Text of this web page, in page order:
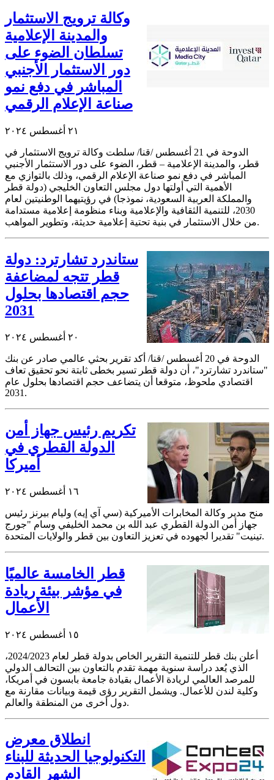
وكالة ترويج الاستثمار
والمدينة الإعلامية
تسلطان الضوء على
دور الاستثمار الأجنبي
المباشر في دفع نمو
صناعة الإعلام الرقمي
٢١ أغسطس ٢٠٢٤
الدوحة في 21 أغسطس /قنا/ سلطت وكالة ترويج الاستثمار في
قطر، والمدينة الإعلامية – قطر، الضوء على دور الاستثمار الأجنبي
المباشر في دفع نمو صناعة الإعلام الرقمي، وذلك بالتوازي مع
الأهمية التي أولتها دول مجلس التعاون الخليجي (دولة قطر
والمملكة العربية السعودية، نموذجا) في رؤيتيهما الوطنيتين لعام
2030، للتنمية الثقافية والإعلامية وبناء منظومة إعلامية مستدامة
من خلال الاستثمار في بنية تحتية إعلامية حديثة، وتطوير المواهب.
ستاندرد تشارترد: دولة
قطر تتجه لمضاعفة
حجم اقتصادها بحلول
2031
٢٠ أغسطس ٢٠٢٤
الدوحة في 20 أغسطس /قنا/ أكد تقرير بحثي عالمي صادر عن بنك
"ستاندرد تشارترد"، أن دولة قطر تسير بخطى ثابتة نحو تحقيق تعاف
اقتصادي ملحوظ، متوقعا أن يتضاعف حجم اقتصادها بحلول عام
2031.
تكريم رئيس جهاز أمن
الدولة القطري في
أميركا
١٦ أغسطس ٢٠٢٤
منح مدير وكالة المخابرات الأميركية (سي آي إيه) وليام بيرنز رئيس
جهاز أمن الدولة القطري عبد الله بن محمد الخليفي وسام "جورج
تينيت" تقديرا لجهوده في تعزيز التعاون بين قطر والولايات المتحدة.
قطر الخامسة عالميًا
في مؤشر بيئة ريادة
الأعمال
١٥ أغسطس ٢٠٢٤
أعلن بنك قطر للتنمية التقرير الخاص بدولة قطر لعام 2023/‏‏‏‏2024،
الذي يُعد دراسة سنوية مهمة تقدم بالتعاون بين التحالف الدولي
للمرصد العالمي لريادة الأعمال بقيادة جامعة بابسون في أمريكا،
وكلية لندن للأعمال. ويشمل التقرير رؤى قيمة وبيانات مقارنة مع
دول أخرى من المنطقة والعالم.
انطلاق معرض
التكنولوجيا الحديثة للبناء
الشهر القادم